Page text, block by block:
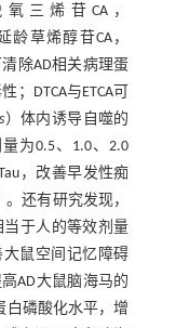
三烯苷CA，
龄草烯醇苷CA，
清除AD相关病理蛋
DTCA与ETCA可
）体内诱导自噬的
为0.5、1.0、2.0
，改善早发性痴
。还有研究发现，
于人的等效剂量
鼠空间记忆障碍
AD大鼠脑海马的
白磷酸化水平，增